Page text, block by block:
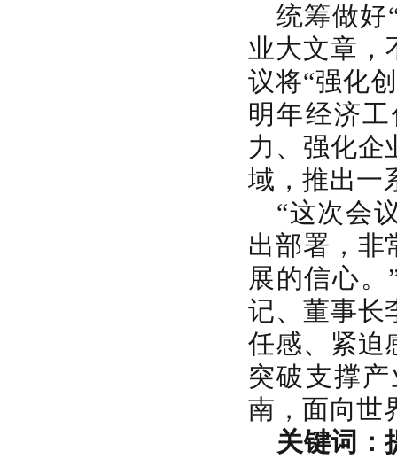
统筹做好
业大文章
议将“强化
明年经济
力、强化企
域，推出一
“这次会
出部署，非
展的信心
记、董事长
任感、紧迫
突破支撑
南，面向世
关键词：